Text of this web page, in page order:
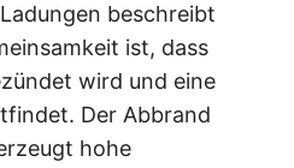
beschreibt
ist, dass
wird und eine
Der Abbrand
hohe